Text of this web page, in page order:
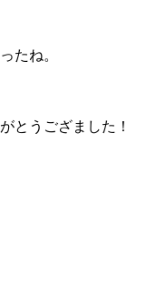
たね。
とうござました！